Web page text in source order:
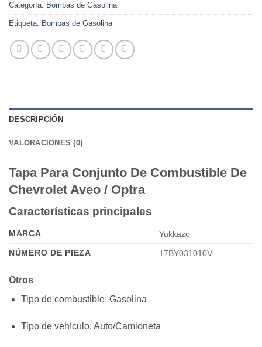
Categoría: Bombas de Gasolina
Etiqueta: Bombas de Gasolina
DESCRIPCIÓN
VALORACIONES (0)
Tapa Para Conjunto De Combustible De
Chevrolet Aveo / Optra
Características principales
MARCA
Yukkazo
NÚMERO DE PIEZA
17BY031010V
Otros
Tipo de combustible: Gasolina
Tipo de vehículo: Auto/Camioneta